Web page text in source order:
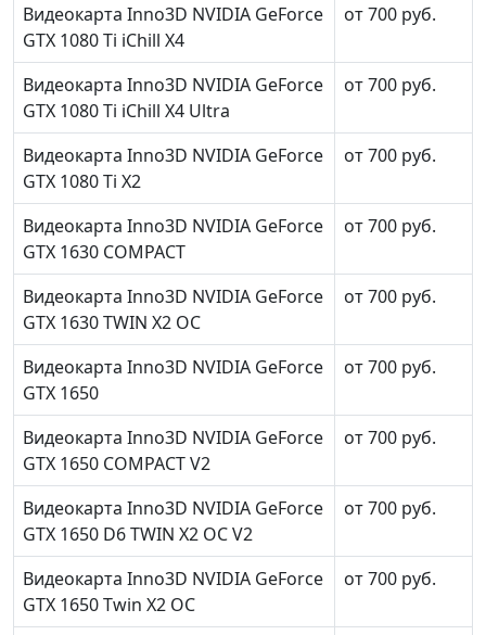
Видеокарта Inno3D NVIDIA GeForce
GTX 1080 Ti iChill X4
от 700 руб.
Видеокарта Inno3D NVIDIA GeForce
GTX 1080 Ti iChill X4 Ultra
от 700 руб.
Видеокарта Inno3D NVIDIA GeForce
GTX 1080 Ti X2
от 700 руб.
Видеокарта Inno3D NVIDIA GeForce
GTX 1630 COMPACT
от 700 руб.
Видеокарта Inno3D NVIDIA GeForce
GTX 1630 TWIN X2 OC
от 700 руб.
Видеокарта Inno3D NVIDIA GeForce
GTX 1650
от 700 руб.
Видеокарта Inno3D NVIDIA GeForce
GTX 1650 COMPACT V2
от 700 руб.
Видеокарта Inno3D NVIDIA GeForce
GTX 1650 D6 TWIN X2 OC V2
от 700 руб.
Видеокарта Inno3D NVIDIA GeForce
GTX 1650 Twin X2 OC
от 700 руб.